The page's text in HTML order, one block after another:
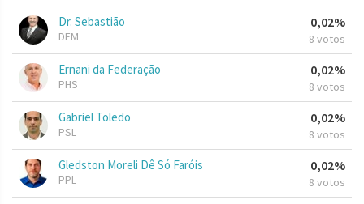
Dr. Sebastião
DEM
0,02%
8 votos
Ernani da Federação
PHS
0,02%
8 votos
Gabriel Toledo
PSL
0,02%
8 votos
Gledston Moreli Dê Só Faróis
PPL
0,02%
8 votos